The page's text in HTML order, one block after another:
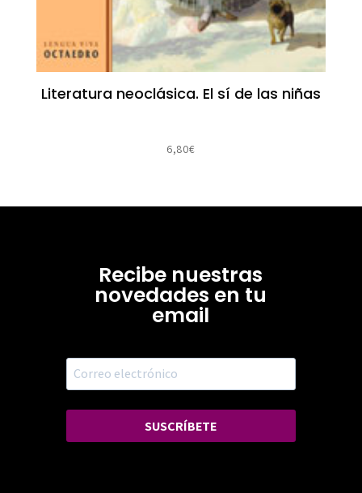
Literatura neoclásica. El sí de las niñas
6,80€
Recibe nuestras
novedades en tu
email
SUSCRÍBETE